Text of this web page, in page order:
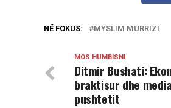
NË FOKUS: MYSLIM MURRIZI
MOS HUMBISNI
Ditmir Bushati:
braktisur dhe
pushtetit